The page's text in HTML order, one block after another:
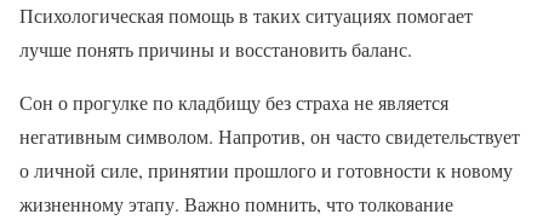
Психологическая помощь в таких ситуациях помогает
лучше понять причины и восстановить баланс.
Сон о прогулке по кладбищу без страха не является
негативным символом. Напротив, он часто свидетельствует
о личной силе, принятии прошлого и готовности к новому
жизненному этапу. Важно помнить, что толкование